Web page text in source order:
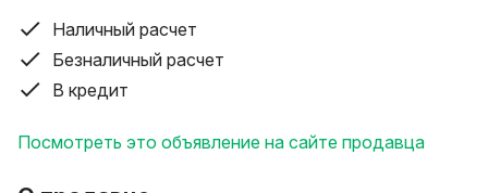
КАРТА глубин: мы хорошо знаем особенности
грунтов по всей области. Карту можете посмотреть
и на нашем сайте.
ОПЛАТА по факту - вы платите только за результат,
до воды - не берём ни копейки!
Наличный расчет
Безналичный расчет
В кредит
Посмотреть это объявление на сайте продавца